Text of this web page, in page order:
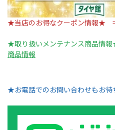
★当店のお得なクーポン情報
★取り扱いメンテナンス商品
商品情報
★お電話でのお問い合わせもお